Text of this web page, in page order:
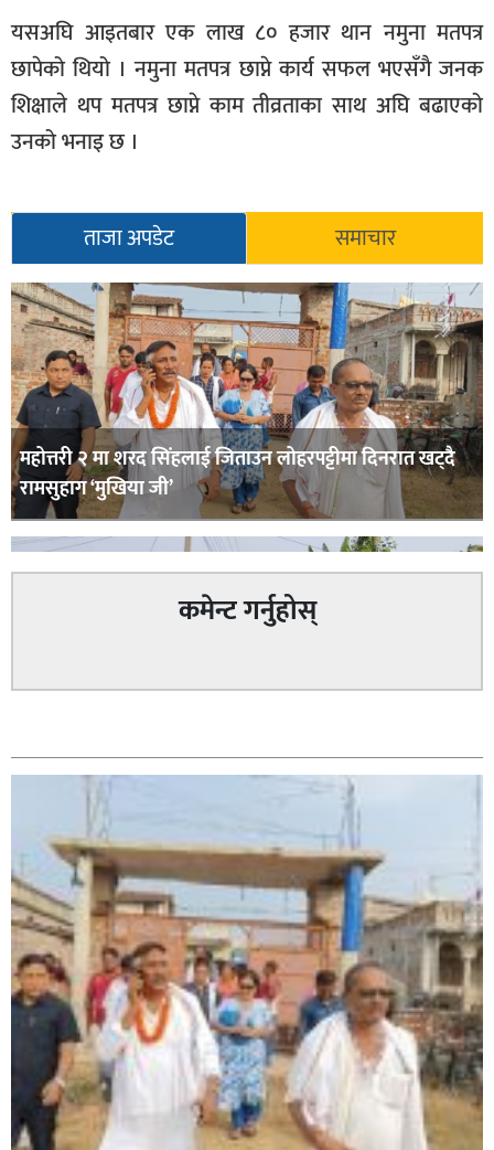
विचार
स्वास्थ्य
यसअघि आइतबार एक लाख ८० हजार थान नमुना मतपत्र
छापेको थियो । नमुना मतपत्र छाप्ने कार्य सफल भएसँगै जनक
शिक्षाले थप मतपत्र छाप्ने काम तीव्रताका साथ अघि बढाएको
उनको भनाइ छ ।
ताजा अपडेट समाचार
महोत्तरी २ मा शरद सिंहलाई जिताउन लोहरपट्टीमा दिनरात खट्दै
रामसुहाग ‘मुखिया जी’
सिराहा-२ मा संजय यादव भिड्ने !
कमेन्ट गर्नुहोस्